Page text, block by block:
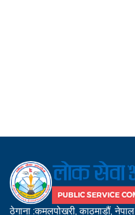
ठेगाना :कमलपोखरी, काठमाडौं, नेपाल